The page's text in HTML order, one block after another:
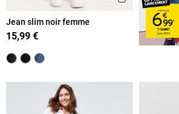
Jean slim noir femme
15,99 €